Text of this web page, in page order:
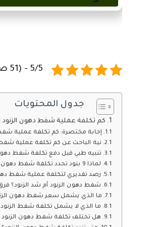
5/5 - (51 صوت)
جدول المحتويات
كم تكلفة عملية شفط دهون الزنود | 9 بنود تحدد السعر قبل الحجز
إجابة مختصرة: كم تكلفة عملية
نية الباحث عن كم تكلفة عملية
تنبيه طبي قبل دفع تكلفة شفط
لماذا 9 بنود تحدد تكلفة شفط دهون الزنود؟
رصد تقديري لتكلفة عملية شفط
شفط دهون الزنود أم شد الزنود؟
ما الذي يشمل سعر شفط دهون
ما الذي لا يشمل تكلفة شفط الزنود
هل تختلف تكلفة شفط دهون الزنود